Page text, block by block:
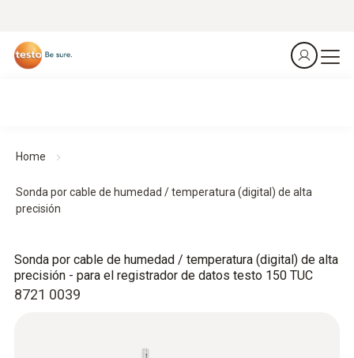
Home
Sonda por cable de humedad / temperatura (digital) de alta
precisión
8721 0039
Sonda por cable de humedad / temperatura (digital) de alta
precisión - para el registrador de datos testo 150 TUC